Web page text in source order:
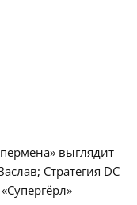
выглядит
Стратегия DC